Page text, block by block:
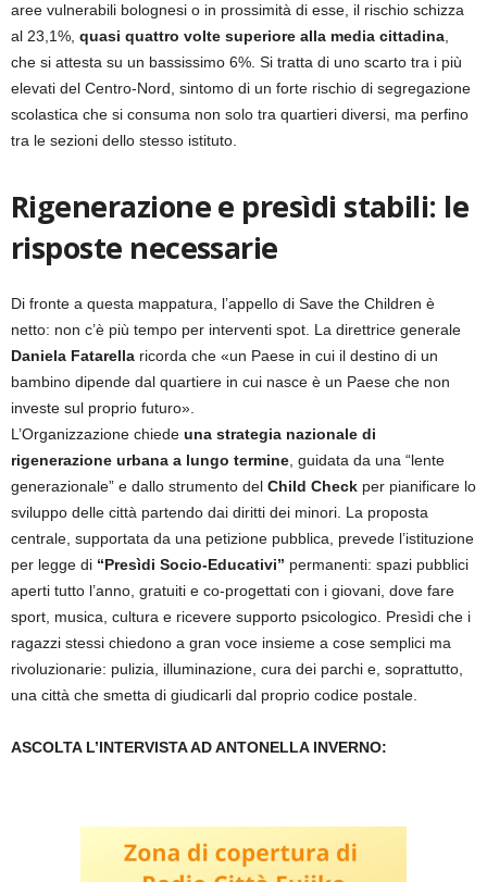
aree vulnerabili bolognesi o in prossimità di esse, il rischio schizza
al 23,1%, quasi quattro volte superiore alla media cittadina,
che si attesta su un bassissimo 6%. Si tratta di uno scarto tra i più
elevati del Centro-Nord, sintomo di un forte rischio di segregazione
scolastica che si consuma non solo tra quartieri diversi, ma perfino
tra le sezioni dello stesso istituto.
Rigenerazione e presìdi stabili: le
risposte necessarie
Di fronte a questa mappatura, l’appello di Save the Children è
netto: non c’è più tempo per interventi spot. La direttrice generale
Daniela Fatarella ricorda che «un Paese in cui il destino di un
bambino dipende dal quartiere in cui nasce è un Paese che non
investe sul proprio futuro».
L’Organizzazione chiede una strategia nazionale di
rigenerazione urbana a lungo termine, guidata da una “lente
generazionale” e dallo strumento del Child Check per pianificare lo
sviluppo delle città partendo dai diritti dei minori. La proposta
centrale, supportata da una petizione pubblica, prevede l’istituzione
per legge di “Presìdi Socio-Educativi” permanenti: spazi pubblici
aperti tutto l’anno, gratuiti e co-progettati con i giovani, dove fare
sport, musica, cultura e ricevere supporto psicologico. Presìdi che i
ragazzi stessi chiedono a gran voce insieme a cose semplici ma
rivoluzionarie: pulizia, illuminazione, cura dei parchi e, soprattutto,
una città che smetta di giudicarli dal proprio codice postale.
ASCOLTA L’INTERVISTA AD ANTONELLA INVERNO: